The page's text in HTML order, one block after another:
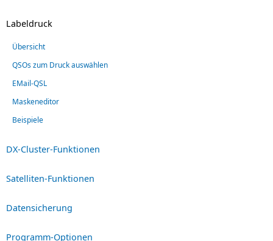
Labeldruck
Übersicht
QSOs zum Druck auswählen
EMail-QSL
Maskeneditor
Beispiele
DX-Cluster-Funktionen
Satelliten-Funktionen
Datensicherung
Programm-Optionen